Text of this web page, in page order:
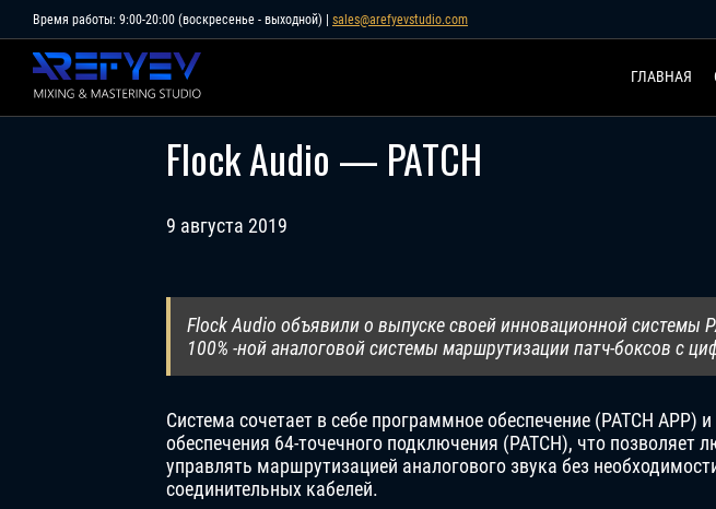
to
content
Время работы: 9:00-20:00 (воскресенье - выходной) | sales@arefyevstudio.com
ГЛАВНАЯ
Flock Audio — PATCH
9 августа 2019
Flock Audio объявили о выпуске своей инновационной системы
100% -ной аналоговой системы маршрутизации патч-боксов с
Система сочетает в себе программное обеспечение (PATCH APP)
обеспечения 64-точечного подключения (PATCH), что позволяет
управлять маршрутизацией аналогового звука без
соединительных кабелей.